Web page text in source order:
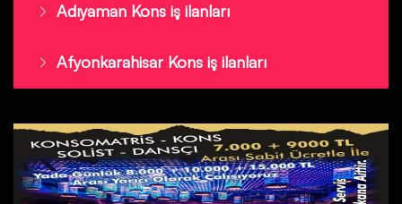
Adıyaman Kons iş ilanları
Afyonkarahisar Kons iş ilanları